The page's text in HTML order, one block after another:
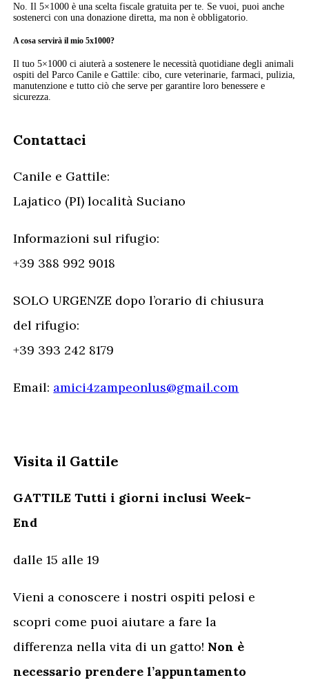
No. Il 5×1000 è una scelta fiscale gratuita per te. Se vuoi, puoi anche
sostenerci con una donazione diretta, ma non è obbligatorio.
A cosa servirà il mio 5x1000?
Il tuo 5×1000 ci aiuterà a sostenere le necessità quotidiane degli animali
ospiti del Parco Canile e Gattile: cibo, cure veterinarie, farmaci, pulizia,
manutenzione e tutto ciò che serve per garantire loro benessere e
sicurezza.
Contattaci
Canile e Gattile:
Lajatico (PI) località Suciano
Informazioni sul rifugio:
+39 388 992 9018
SOLO URGENZE dopo l’orario di chiusura
del rifugio:
+39 393 242 8179
Email: amici4zampeonlus@gmail.com
Visita il Gattile
GATTILE Tutti i giorni inclusi Week-
End
dalle 15 alle 19
Vieni a conoscere i nostri ospiti pelosi e
scopri come puoi aiutare a fare la
differenza nella vita di un gatto! Non è
necessario prendere l’appuntamento